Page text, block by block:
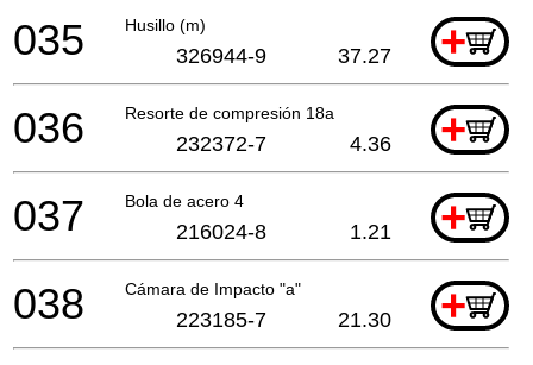
Husillo (m) +
035 326944-9 37.27
Resorte de compresión 18a +
036 232372-7 4.36
Bola de acero 4 +
037 216024-8 1.21
Cámara de Impacto "a" +
038 223185-7 21.30